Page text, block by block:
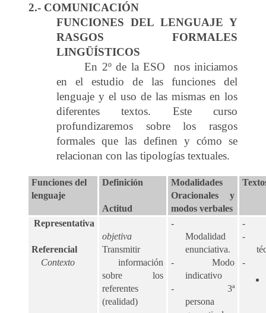
2.- COMUNICACIÓN
FUNCIONES DEL LENGUAJE Y
RASGOS FORMALES
LINGÜÍSTICOS
En 2º de la ESO nos iniciamos
en el estudio de las funciones del
lenguaje y el uso de las mismas en los
diferentes textos. Este curso
profundizaremos sobre los rasgos
formales que las definen y cómo se
relacionan con las tipologías textuales.
Funciones del
lenguaje
Definición
Actitud
Modalidades
Oracionales y
modos verbales
Representativa
Referencial
Contexto
objetiva
Transmitir
información
sobre los
referentes
(realidad)
-
Modalidad
enunciativa.
-
Modo
indicativo
-
3ª
persona
-
-